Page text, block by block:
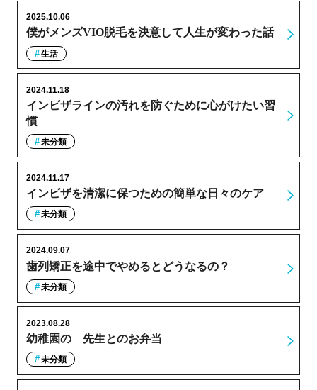
僕がメンズVIO脱毛を決意して人生が変わった話
2025.10.06
生活
インビザラインの汚れを防ぐために心がけたい習
慣
2024.11.18
未分類
インビザを清潔に保つための簡単な日々のケア
2024.11.17
未分類
歯列矯正を途中でやめるとどうなるの？
2024.09.07
未分類
幼稚園の゙先生とのお弁当
2023.08.28
未分類